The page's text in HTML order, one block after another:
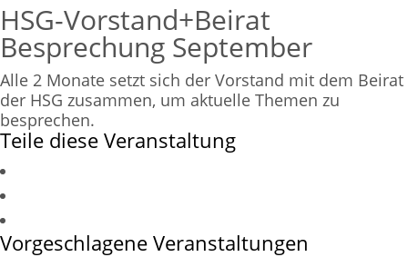
HSG-Vorstand+Beirat
Besprechung September
Alle 2 Monate setzt sich der Vorstand mit dem Beirat
der HSG zusammen, um aktuelle Themen zu
besprechen.
Teile diese Veranstaltung
Vorgeschlagene Veranstaltungen